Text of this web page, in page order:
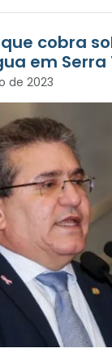
cobra
em Serra
de 2023